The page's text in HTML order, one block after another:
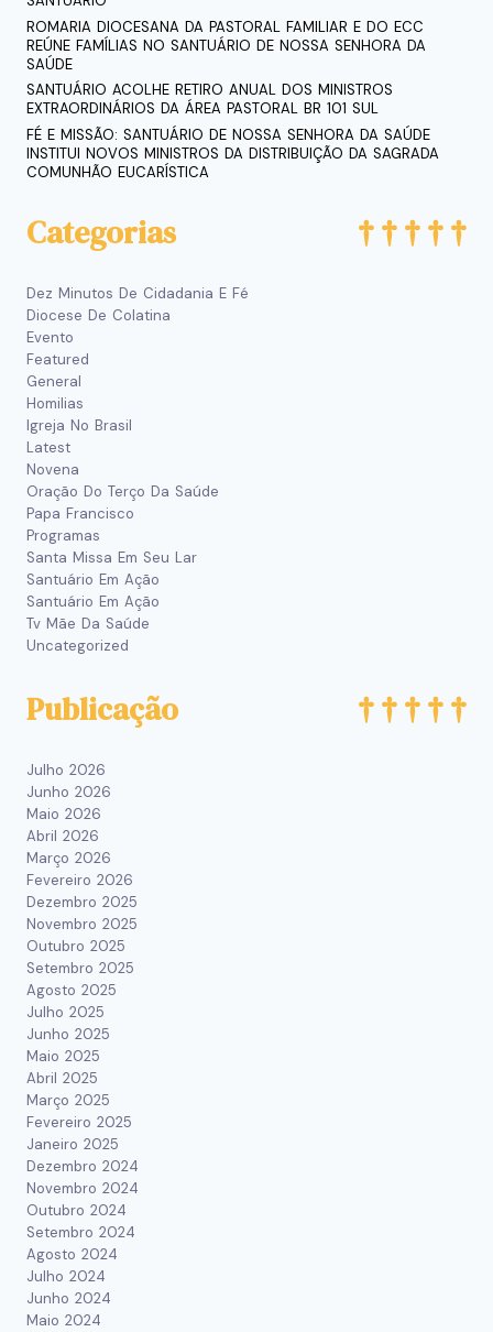
ROMARIA DIOCESANA DA PASTORAL FAMILIAR E DO ECC
REÚNE FAMÍLIAS NO SANTUÁRIO DE NOSSA SENHORA DA
SAÚDE
SANTUÁRIO ACOLHE RETIRO ANUAL DOS MINISTROS
EXTRAORDINÁRIOS DA ÁREA PASTORAL BR 101 SUL
FÉ E MISSÃO: SANTUÁRIO DE NOSSA SENHORA DA SAÚDE
INSTITUI NOVOS MINISTROS DA DISTRIBUIÇÃO DA SAGRADA
COMUNHÃO EUCARÍSTICA
Categorias
Dez Minutos De Cidadania E Fé
Diocese De Colatina
Evento
Featured
General
Homilias
Igreja No Brasil
Latest
Novena
Oração Do Terço Da Saúde
Papa Francisco
Programas
Santa Missa Em Seu Lar
Santuário Em Ação
Santuário Em Ação
Tv Mãe Da Saúde
Uncategorized
Publicação
Julho 2026
Junho 2026
Maio 2026
Abril 2026
Março 2026
Fevereiro 2026
Dezembro 2025
Novembro 2025
Outubro 2025
Setembro 2025
Agosto 2025
Julho 2025
Junho 2025
Maio 2025
Abril 2025
Março 2025
Fevereiro 2025
Janeiro 2025
Dezembro 2024
Novembro 2024
Outubro 2024
Setembro 2024
Agosto 2024
Julho 2024
Junho 2024
Maio 2024